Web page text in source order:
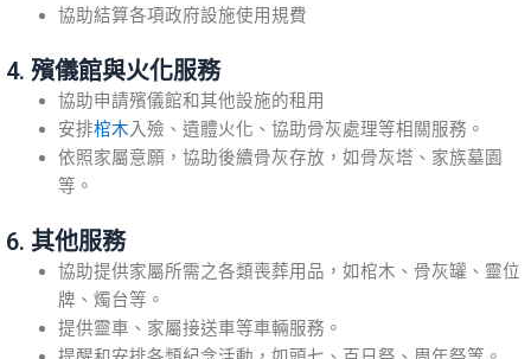
協助結算各項政府設施使用規費
4. 殯儀館與火化服務
協助申請殯儀館和其他設施的租用
安排棺木入殮、遺體火化、協助骨灰處理等相關服務。
依照家屬意願，協助後續骨灰存放，如骨灰塔、家族墓園
等。
6. 其他服務
協助提供家屬所需之各類喪葬用品，如棺木、骨灰罐、靈位
牌、燭台等。
提供靈車、家屬接送車等車輛服務。